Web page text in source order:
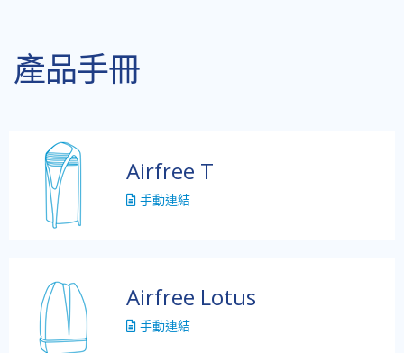
產品手冊
Airfree T
手動連結
Airfree Lotus
手動連結